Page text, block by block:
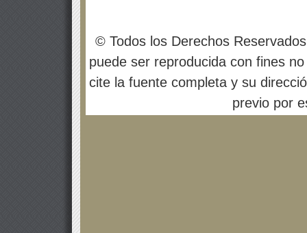
© Todos los Derechos
puede ser reproducida con fines
cite la fuente completa y su
previo por